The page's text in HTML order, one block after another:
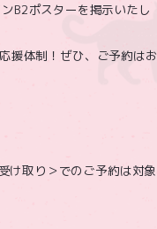
B2ポスターを掲示いたし
援体制！ぜひ、ご予約はお
け取り＞でのご予約は対象